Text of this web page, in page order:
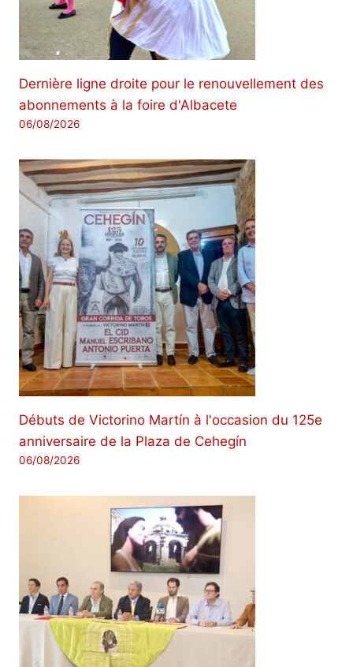
Dernière ligne droite pour le renouvellement des
abonnements à la foire d'Albacete
06/08/2026
Débuts de Victorino Martín à l'occasion du 125e
anniversaire de la Plaza de Cehegín
06/08/2026